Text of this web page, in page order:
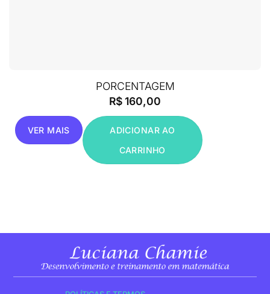
PORCENTAGEM
R$160,00
VER MAIS
ADICIONAR AO
CARRINHO